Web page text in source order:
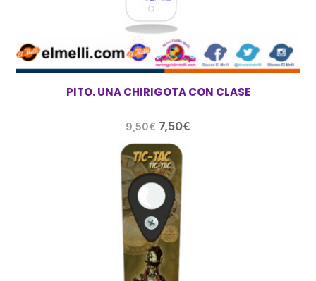
PITO. UNA CHIRIGOTA CON CLASE
9,50€ El
precio
original
era:
9,50€.
7,50€